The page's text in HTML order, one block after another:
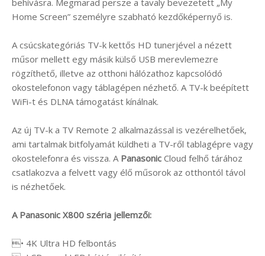
Home Screen” személyre szabható kezdőképernyő is.
A csúcskategóriás TV-k kettős HD tunerjével a nézett
műsor mellett egy másik külső USB merevlemezre
rögzíthető, illetve az otthoni hálózathoz kapcsolódó
okostelefonon vagy táblagépen nézhető. A TV-k beépített
WiFi-t és DLNA támogatást kínálnak.
Az új TV-k a TV Remote 2 alkalmazással is vezérelhetőek,
ami tartalmak bitfolyamát küldheti a TV-ről tablagépre vagy
okostelefonra és vissza. A Panasonic Cloud felhő tárához
csatlakozva a felvett vagy élő műsorok az otthontól távol
is nézhetőek.
A Panasonic X800 széria jellemzői:
• 4K Ultra HD felbontás